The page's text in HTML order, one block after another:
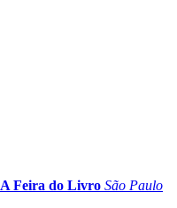
Feira do Livro São Paulo